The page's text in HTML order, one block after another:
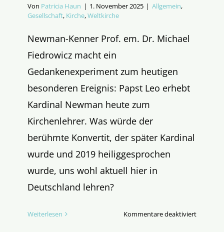
Von Patricia Haun | 1. November 2025 | Allgemein,
Gesellschaft, Kirche,Weltkirche
Newman-Kenner Prof. em. Dr. Michael
Fiedrowicz macht ein
Gedankenexperiment zum heutigen
besonderen Ereignis: Papst Leo erhebt
Kardinal Newman heute zum
Kirchenlehrer. Was würde der
berühmte Konvertit, der später Kardinal
wurde und 2019 heiliggesprochen
wurde, uns wohl aktuell hier in
Deutschland lehren?
Weiterlesen Kommentare deaktiviertfür